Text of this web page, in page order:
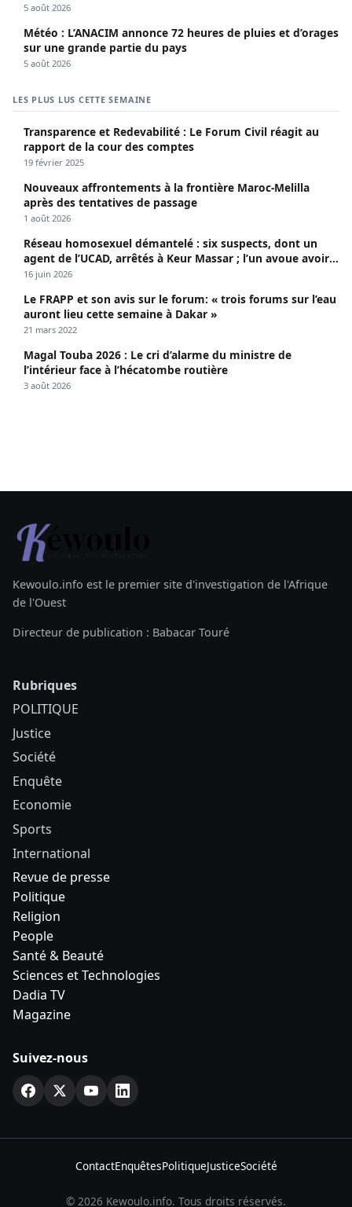
5 août 2026
Météo : L’ANACIM annonce 72 heures de pluies et d’orages
sur une grande partie du pays
5 août 2026
LES PLUS LUS CETTE SEMAINE
Transparence et Redevabilité : Le Forum Civil réagit au
rapport de la cour des comptes
19 février 2025
Nouveaux affrontements à la frontière Maroc-Melilla
après des tentatives de passage
1 août 2026
Réseau homosexuel démantelé : six suspects, dont un
agent de l’UCAD, arrêtés à Keur Massar ; l’un avoue avoir
propagé le VIH depuis 2018
16 juin 2026
Le FRAPP et son avis sur le forum: « trois forums sur l’eau
auront lieu cette semaine à Dakar »
21 mars 2022
Magal Touba 2026 : Le cri d’alarme du ministre de
l’intérieur face à l’hécatombe routière
3 août 2026
Kewoulo.info est le premier site d'investigation de l'Afrique
de l'Ouest
Directeur de publication : Babacar Touré
Rubriques
POLITIQUE
Justice
Société
Enquête
Economie
Sports
International
Revue de presse
Politique
Religion
People
Santé & Beauté
Sciences et Technologies
Dadia TV
Magazine
Suivez-nous
ContactEnquêtesPolitiqueJusticeSociété
© 2026 Kewoulo.info. Tous droits réservés.